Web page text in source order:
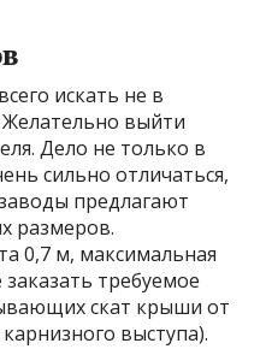
искать не в
Желательно выйти
Дело не только в
сильно отличаться,
предлагают
размеров.
0,7 м, максимальная
требуемое
скат крыши от
выступа).